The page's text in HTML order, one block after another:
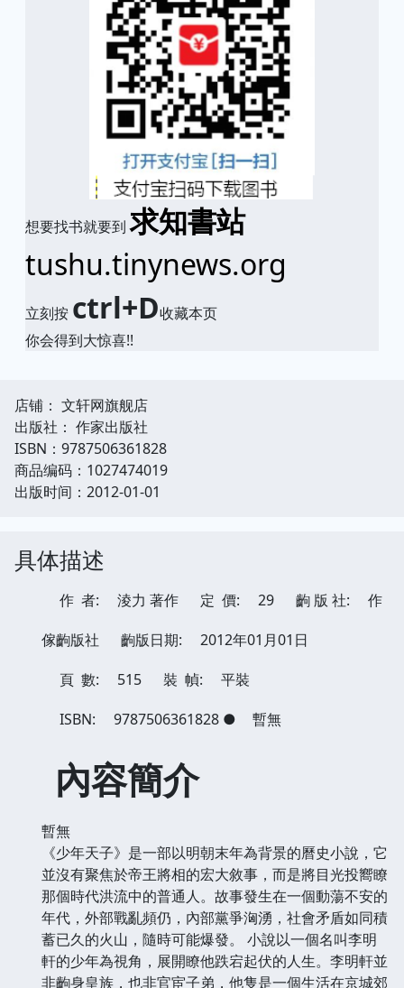
想要找书就要到求知書站
tushu.tinynews.org
立刻按 ctrl+D收藏本页
你会得到大惊喜!!
店铺： 文轩网旗舰店
出版社： 作家出版社
ISBN：9787506361828
商品编码：1027474019
出版时间：2012-01-01
具体描述
作 者: 淩力 著作 定 價: 29 齣 版 社:
作
傢齣版社
齣版日期:
2012年01月01日
頁 數:
515 裝 幀:
平裝
ISBN:
9787506361828 ● 暫無
內容簡介
暫無
《少年天子》是一部以明朝末年為背景的曆史小說，它
並沒有聚焦於帝王將相的宏大敘事，而是將目光投嚮瞭
那個時代洪流中的普通人。故事發生在一個動蕩不安的
年代，外部戰亂頻仍，內部黨爭洶湧，社會矛盾如同積
蓄已久的火山，隨時可能爆發。 小說以一個名叫李明
軒的少年為視角，展開瞭他跌宕起伏的人生。李明軒並
非齣身皇族，也非官宦子弟，他隻是一個生活在京城郊